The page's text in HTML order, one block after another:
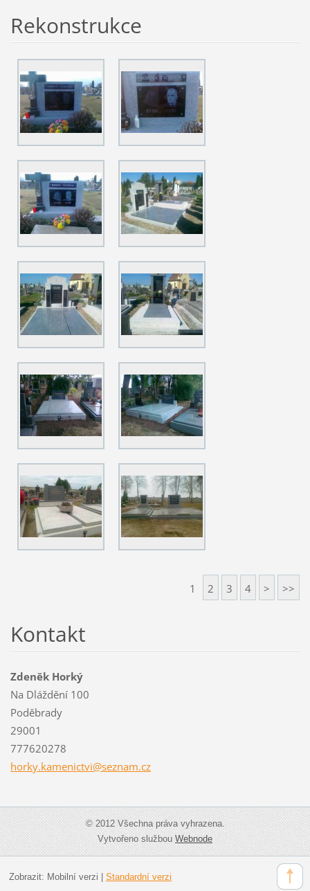
Rekonstrukce
1 2 3 4 > >>
Kontakt
Zdeněk Horký
Na Dláždění 100
Poděbrady
29001
777620278
horky.kamenictvi@seznam.cz
© 2012 Všechna práva vyhrazena.
Vytvořeno službouWebnode
Zobrazit: Mobilní verzi Standardní verzi